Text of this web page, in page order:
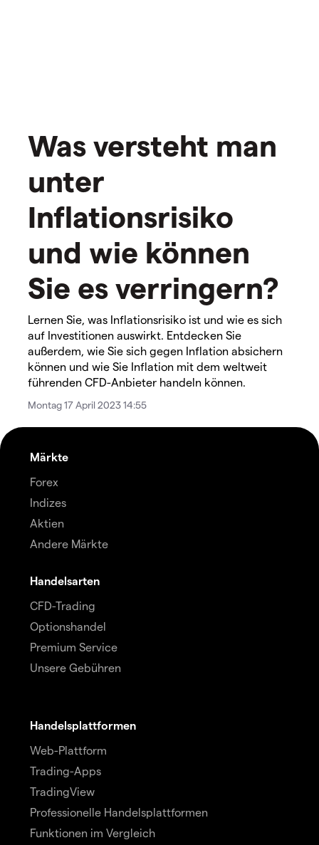
Was versteht man
unter
Inflationsrisiko
und wie können
Sie es verringern?
Lernen Sie, was Inflationsrisiko ist und wie es sich
auf Investitionen auswirkt. Entdecken Sie
außerdem, wie Sie sich gegen Inflation absichern
können und wie Sie Inflation mit dem weltweit
führenden CFD-Anbieter handeln können.
Montag 17 April 2023 14:55
Märkte
Forex
Indizes
Aktien
Andere Märkte
Handelsarten
CFD-Trading
Optionshandel
Premium Service
Unsere Gebühren
Handelsplattformen
Web-Plattform
Trading-Apps
TradingView
Professionelle Handelsplattformen
Funktionen im Vergleich